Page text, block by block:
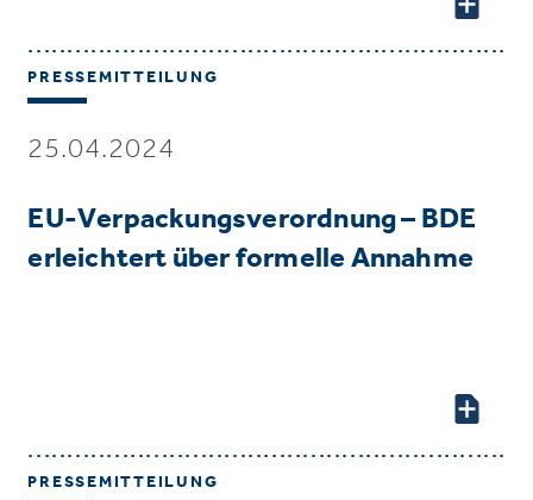
PRESSEMITTEILUNG
25.04.2024
EU-Verpackungsverordnung – BDE
erleichtert über formelle Annahme
PRESSEMITTEILUNG